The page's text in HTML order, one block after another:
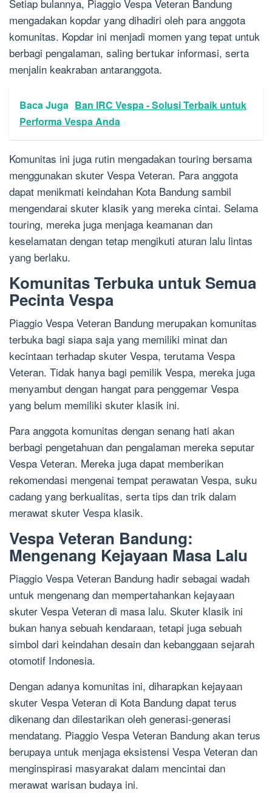
Setiap bulannya, Piaggio Vespa Veteran Bandung
mengadakan kopdar yang dihadiri oleh para anggota
komunitas. Kopdar ini menjadi momen yang tepat untuk
berbagi pengalaman, saling bertukar informasi, serta
menjalin keakraban antaranggota.
Baca Juga Ban IRC Vespa - Solusi Terbaik untuk
Performa Vespa Anda
Komunitas ini juga rutin mengadakan touring bersama
menggunakan skuter Vespa Veteran. Para anggota
dapat menikmati keindahan Kota Bandung sambil
mengendarai skuter klasik yang mereka cintai. Selama
touring, mereka juga menjaga keamanan dan
keselamatan dengan tetap mengikuti aturan lalu lintas
yang berlaku.
Komunitas Terbuka untuk Semua
Pecinta Vespa
Piaggio Vespa Veteran Bandung merupakan komunitas
terbuka bagi siapa saja yang memiliki minat dan
kecintaan terhadap skuter Vespa, terutama Vespa
Veteran. Tidak hanya bagi pemilik Vespa, mereka juga
menyambut dengan hangat para penggemar Vespa
yang belum memiliki skuter klasik ini.
Para anggota komunitas dengan senang hati akan
berbagi pengetahuan dan pengalaman mereka seputar
Vespa Veteran. Mereka juga dapat memberikan
rekomendasi mengenai tempat perawatan Vespa, suku
cadang yang berkualitas, serta tips dan trik dalam
merawat skuter Vespa klasik.
Vespa Veteran Bandung:
Mengenang Kejayaan Masa Lalu
Piaggio Vespa Veteran Bandung hadir sebagai wadah
untuk mengenang dan mempertahankan kejayaan
skuter Vespa Veteran di masa lalu. Skuter klasik ini
bukan hanya sebuah kendaraan, tetapi juga sebuah
simbol dari keindahan desain dan kebanggaan sejarah
otomotif Indonesia.
Dengan adanya komunitas ini, diharapkan kejayaan
skuter Vespa Veteran di Kota Bandung dapat terus
dikenang dan dilestarikan oleh generasi-generasi
mendatang. Piaggio Vespa Veteran Bandung akan terus
berupaya untuk menjaga eksistensi Vespa Veteran dan
menginspirasi masyarakat dalam mencintai dan
merawat warisan budaya ini.